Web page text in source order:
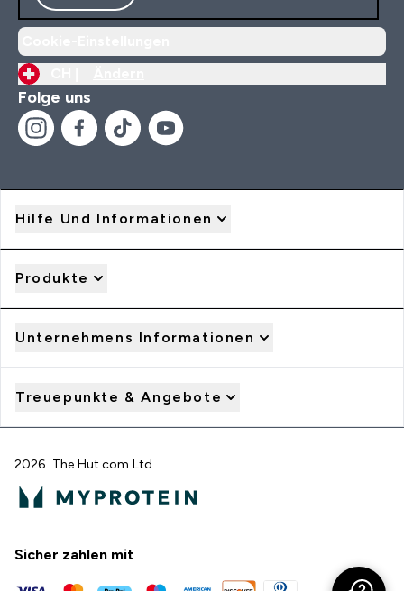
Folge uns
Hilfe Und Informationen
Produkte
Unternehmens Informationen
Treuepunkte & Angebote
2026 The Hut.com Ltd
Sicher zahlen mit